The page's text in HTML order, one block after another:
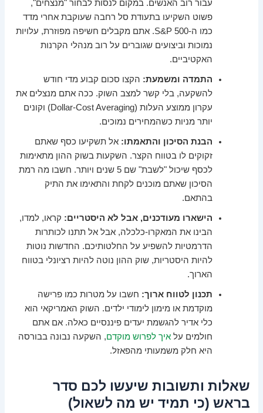
עבור רוב האנשים. במקום לנסות לבחור "מנצחים",
פשוט השקיעו בתעודת סל רחבה שעוקבת אחרי מדד
כמו ה-S&P 500. אתם מקבלים חשיפה מפוזרת, עלויות
נמוכות וביצועים שגוברים על רוב מנהלי הקרנות
האקטיביים.
התמדה ומשמעת: הקצו סכום קבוע מדי חודש
להשקעה, בלי קשר למצב השוק. ככה אתם מנצלים את
עקרון ממוצע העלות (Dollar-Cost Averaging) וקונים
יותר מניות כשהמחירים נמוכים.
הבנת הסיכון והתאמתו: אל תשקיעו כסף שאתם
זקוקים לו בטווח הקצר. השקעות בשוק ההון מתאימות
לכסף שיכול "לשבת" שם 5 שנים ויותר. חשבו מה רמת
הסיכון שאתם מוכנים לקחת והתאימו את התיק
בהתאם.
הישארו מעודכנים, אבל לא היסטריים: קראו, למדו,
הבינו את המאקרו-כלכלה, אבל אל תתנו לכותרות
הדרמטיות להשפיע על החלטותיכם. החדשות נוטות
להיות היסטריות, שוק ההון נוטה להיות רציונלי בטווח
הארוך.
תכנון לטווח ארוך: חשבו על מטרות כמו פרישה
מוקדמת או מימון לימודי ילדים. השוק האמריקאי הוא
כלי אדיר להגשמת יעדים פיננסיים כאלה. אם אתם
חולמים עלאיך לפרוש מוקדם, השקעה נבונה בבורסה
היא חלק משמעותי מהפאזל.
שאלות ותשובות שיעשו לכם סדר
בראש (כי תמיד יש מה לשאול)